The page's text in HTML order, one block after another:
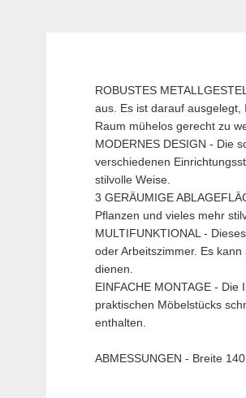
ROBUSTES
aus. Es ist darauf
Raum mühelos gerecht zu
MODERNES DESIGN - Die
verschiedenen
stilvolle Weise.
3 GERÄUMIGE
Pflanzen und vieles mehr
MULTIFUNKTIONAL -
oder Arbeitszimmer. Es
dienen.
EINFACHE MONTAGE -
praktischen Möbelstücks
enthalten.
ABMESSUNGEN - Breite